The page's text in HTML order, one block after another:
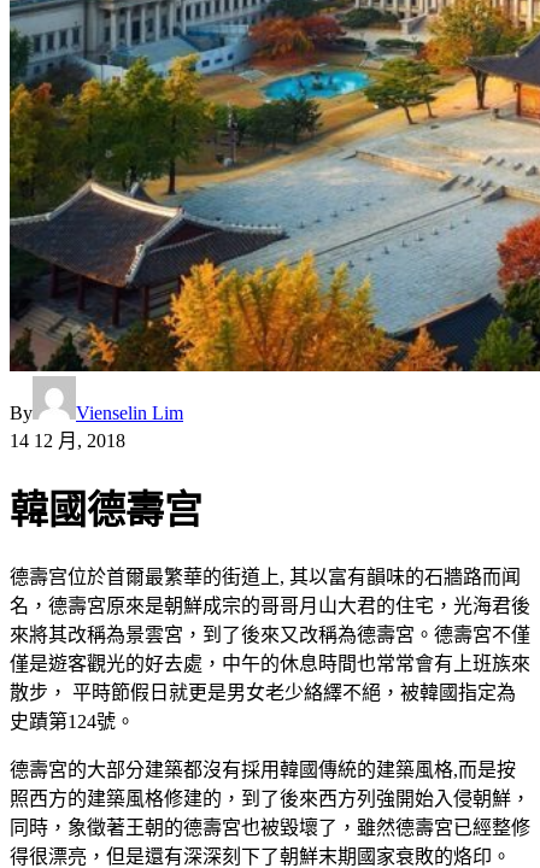
By
Vienselin Lim
14 12 月, 2018
韓國德壽宫
德壽宫位於首爾最繁華的街道上, 其以富有韻味的石牆路而闻
名，德壽宮原來是朝鮮成宗的哥哥月山大君的住宅，光海君後
來將其改稱為景雲宮，到了後來又改稱為德壽宮。德壽宮不僅
僅是遊客觀光的好去處，中午的休息時間也常常會有上班族來
散步， 平時節假日就更是男女老少絡繹不絕，被韓國指定為
史蹟第124號。
德壽宮的大部分建築都沒有採用韓國傳統的建築風格,而是按
照西方的建築風格修建的，到了後來西方列強開始入侵朝鮮，
同時，象徵著王朝的德壽宮也被毀壞了，雖然德壽宮已經整修
得很漂亮，但是還有深深刻下了朝鮮末期國家衰敗的烙印。